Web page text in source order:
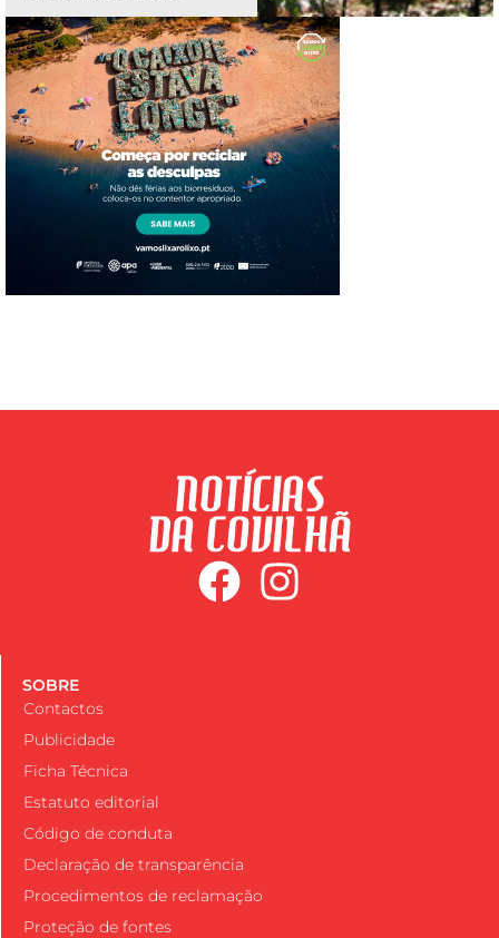
SOBRE
Contactos
Publicidade
Ficha Técnica
Estatuto editorial
Código de conduta
Declaração de transparência
Procedimentos de reclamação
Proteção de fontes